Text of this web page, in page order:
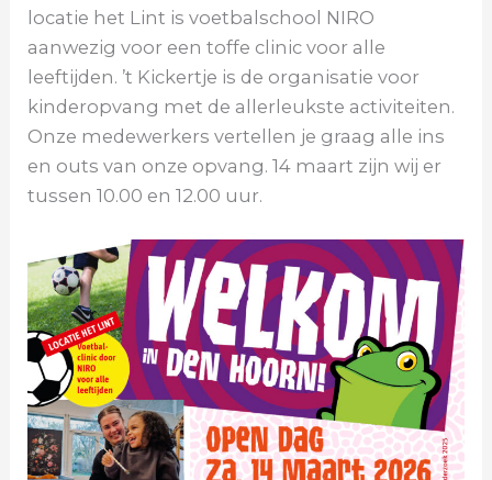
locatie het Lint is voetbalschool NIRO
aanwezig voor een toffe clinic voor alle
leeftijden. ’t Kickertje is de organisatie voor
kinderopvang met de allerleukste activiteiten.
Onze medewerkers vertellen je graag alle ins
en outs van onze opvang. 14 maart zijn wij er
tussen 10.00 en 12.00 uur.